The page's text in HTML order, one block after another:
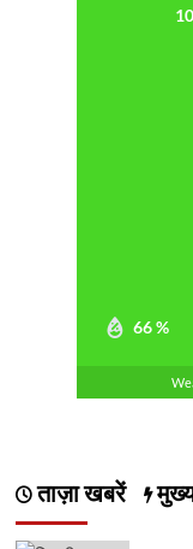
66 %
ताज़ा खबरें